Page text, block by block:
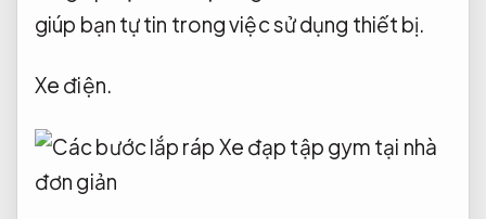
giúp bạn tự tin trong việc sử dụng thiết bị.
Xe điện.